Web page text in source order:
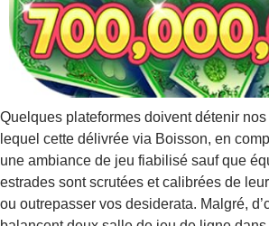
Quelques plateformes doivent détenir
lequel cette délivrée via Boisson, en
une ambiance de jeu fiabilisé sauf que
estrades sont scrutées et calibrées de
ou outrepasser vos desiderata. Malgré,